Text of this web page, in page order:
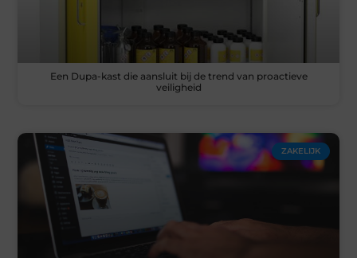
Een Dupa-kast die aansluit bij de trend van proactieve
veiligheid
ZAKELIJK